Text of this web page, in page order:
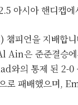
아시아 핸디캡
챔피언을 지배합
Ain은 준준결승
와의 통제 된 2-
로 패배했으며,